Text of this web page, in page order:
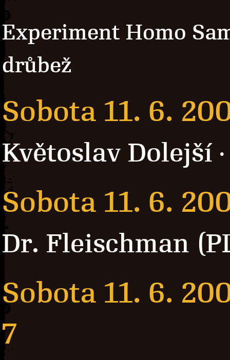
Experiment Homo
drůbež
Sobota 11. 6.
Květoslav Dolejší
Sobota 11. 6.
Dr. Fleischman
Sobota 11. 6.
7